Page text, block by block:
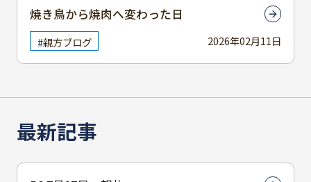
最新記事
2026年02月11日
焼き鳥から焼肉へ変わった日
親方ブログ